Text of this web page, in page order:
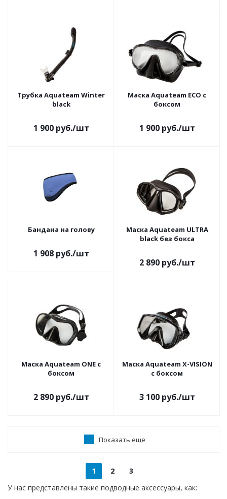
Трубка Aquateam Winter
black
1 900руб./шт
Маска Aquateam ECO c
боксом
1 900руб./шт
Бандана на голову
1 908руб./шт
Маска Aquateam ULTRA
black без бокса
2 890руб./шт
Маска Aquateam ONE c
боксом
2 890руб./шт
Маска Aquateam X-VISION
c боксом
3 100руб./шт
Показать еще
1 2
3
У нас представлены такие подводные аксессуары, как: